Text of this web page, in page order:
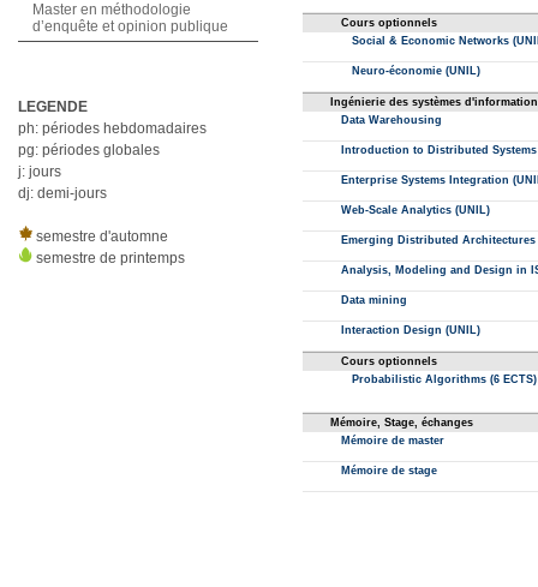
Master en méthodologie
d’enquête et opinion publique
LEGENDE
ph: périodes hebdomadaires
pg: périodes globales
j: jours
dj: demi-jours
semestre d'automne
semestre de printemps